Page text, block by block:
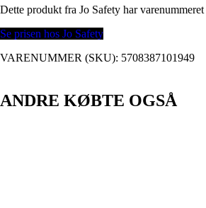
Dette produkt fra Jo Safety har varenummeret
Se prisen hos Jo Safety
VARENUMMER (SKU): 5708387101949
ANDRE KØBTE OGSÅ